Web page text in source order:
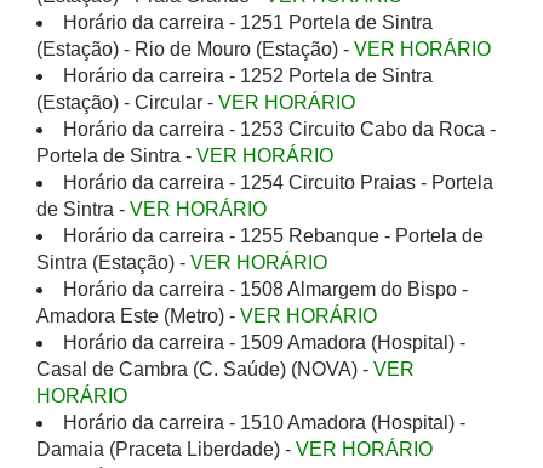
Horário da carreira - 1251 Portela de Sintra
(Estação) - Rio de Mouro (Estação) - VER HORÁRIO
Horário da carreira - 1252 Portela de Sintra
(Estação) - Circular - VER HORÁRIO
Horário da carreira - 1253 Circuito Cabo da Roca -
Portela de Sintra - VER HORÁRIO
Horário da carreira - 1254 Circuito Praias - Portela
de Sintra - VER HORÁRIO
Horário da carreira - 1255 Rebanque - Portela de
Sintra (Estação) - VER HORÁRIO
Horário da carreira - 1508 Almargem do Bispo -
Amadora Este (Metro) - VER HORÁRIO
Horário da carreira - 1509 Amadora (Hospital) -
Casal de Cambra (C. Saúde) (NOVA) - VER
HORÁRIO
Horário da carreira - 1510 Amadora (Hospital) -
Damaia (Praceta Liberdade) - VER HORÁRIO